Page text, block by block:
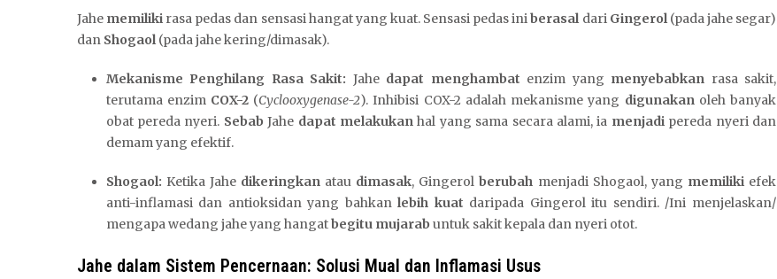
Jahe memiliki rasa pedas dan sensasi hangat yang kuat. Sensasi pedas iniberasaldari Gingerol(pada jahe segar)
dan Shogaol(pada jahe kering/dimasak).
Mekanisme Penghilang Rasa Sakit: Jahe dapat menghambat enzim yang menyebabkan rasa sakit,
terutama enzim COX-2(Cyclooxygenase-2). Inhibisi COX-2 adalah mekanisme yang digunakanoleh banyak
obat pereda nyeri. Sebab Jahe dapat melakukanhal yang sama secara alami, ia menjadipereda nyeri dan
demam yang efektif.
Shogaol: Ketika Jahe dikeringkanatau dimasak, Gingerolberubah menjadi Shogaol, yang memilikiefek
anti-inflamasi dan antioksidan yang bahkanlebih kuat daripada Gingerol itu sendiri. /Ini menjelaskan/
mengapa wedang jahe yang hangatbegitu mujarab untuk sakit kepala dan nyeri otot.
Jahe dalam Sistem Pencernaan: Solusi Mual dan Inflamasi Usus